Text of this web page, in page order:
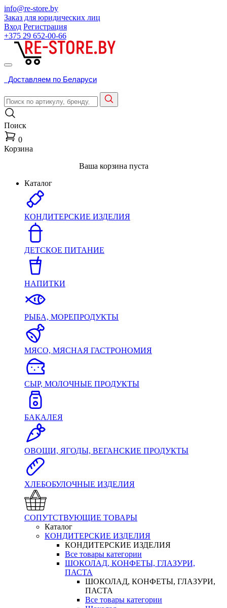
info@re-store.by
Заказ для юридических лиц
Вход Регистрация
+375 29 652-00-66
Доставляем по Беларуси
Поиск
0
Корзина
Ваша корзина пуста
Каталог
КОНДИТЕРСКИЕ ИЗДЕЛИЯ
ДЕТСКОЕ ПИТАНИЕ
НАПИТКИ
РЫБА, МОРЕПРОДУКТЫ
МЯСО, МЯСНАЯ ГАСТРОНОМИЯ
СЫР, МОЛОЧНЫЕ ПРОДУКТЫ
БАКАЛЕЯ
ОВОЩИ, ЯГОДЫ, ВЕГАНСКИЕ ПРОДУКТЫ
ХЛЕБОБУЛОЧНЫЕ ИЗДЕЛИЯ
СОПУТСТВУЮЩИЕ ТОВАРЫ
Каталог
КОНДИТЕРСКИЕ ИЗДЕЛИЯ
КОНДИТЕРСКИЕ ИЗДЕЛИЯ
Все товары категории
ШОКОЛАД, КОНФЕТЫ, ГЛАЗУРИ,
ПАСТА
ШОКОЛАД, КОНФЕТЫ, ГЛАЗУРИ,
ПАСТА
Все товары категории